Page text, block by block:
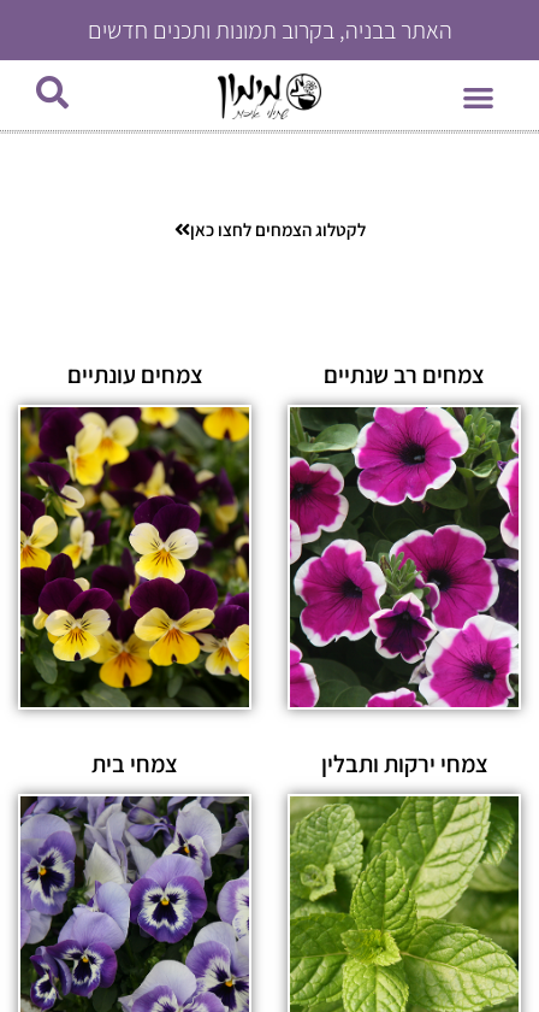
האתר בבניה, בקרוב תמונות ותכנים חדשים
לקטלוג הצמחים לחצו כאן
צמחים רב שנתיים צמחים עונתיים
צמחי ירקות ותבלין צמחי בית